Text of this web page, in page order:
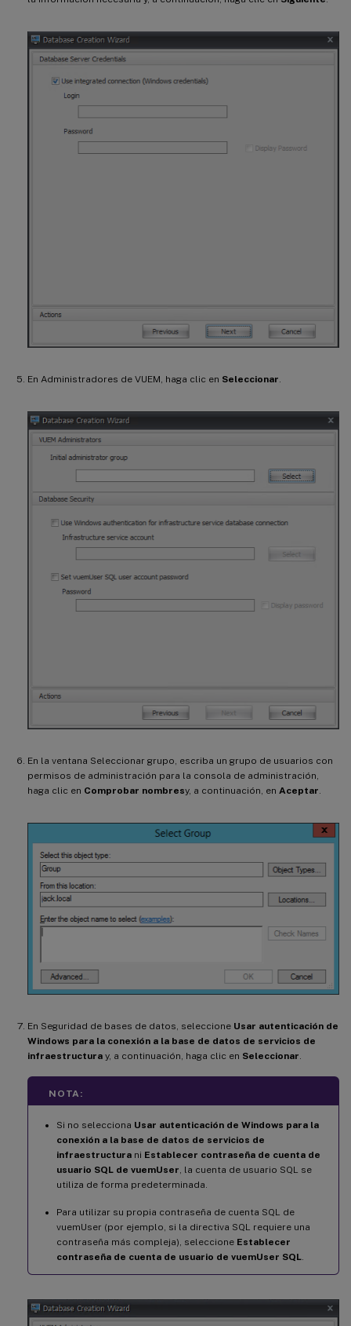
En Administradores de VUEM, haga clic en Seleccionar.
En la ventana Seleccionar grupo, escriba un grupo de usuarios con
permisos de administración para la consola de administración,
haga clic en Comprobar nombresy, a continuación, en Aceptar.
En Seguridad de bases de datos, seleccione Usar autenticación de
Windows para la conexión a la base de datos de servicios de
infraestructura y, a continuación, haga clic en Seleccionar.
NOTA:
Si no selecciona Usar autenticación de Windows para la
conexión a la base de datos de servicios de
infraestructura ni Establecer contraseña de cuenta de
usuario SQL de vuemUser, la cuenta de usuario SQL se
utiliza de forma predeterminada.
Para utilizar su propia contraseña de cuenta SQL de
vuemUser (por ejemplo, si la directiva SQL requiere una
contraseña más compleja), seleccione Establecer
contraseña de cuenta de usuario de vuemUser SQL.